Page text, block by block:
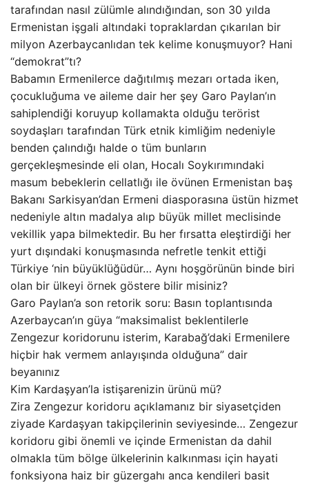
tarafından nasıl zülümle alındığından, son 30 yılda
Ermenistan işgali altındaki topraklardan çıkarılan bir
milyon Azerbaycanlıdan tek kelime konuşmuyor? Hani
“demokrat”tı?
Babamın Ermenilerce dağıtılmış mezarı ortada iken,
çocukluğuma ve aileme dair her şey Garo Paylan’ın
sahiplendiği koruyup kollamakta olduğu terörist
soydaşları tarafından Türk etnik kimliğim nedeniyle
benden çalındığı halde o tüm bunların
gerçekleşmesinde eli olan, Hocalı Soykırımındaki
masum bebeklerin cellatlığı ile övünen Ermenistan baş
Bakanı Sarkisyan’dan Ermeni diasporasına üstün hizmet
nedeniyle altın madalya alıp büyük millet meclisinde
vekillik yapa bilmektedir. Bu her fırsatta eleştirdiği her
yurt dışındaki konuşmasında nefretle tenkit ettiği
Türkiye ‘nin büyüklüğüdür… Aynı hoşgörünün binde biri
olan bir ülkeyi örnek göstere bilir misiniz?
Garo Paylan’a son retorik soru: Basın toplantısında
Azerbaycan’ın güya “maksimalist beklentilerle
Zengezur koridorunu isterim, Karabağ’daki Ermenilere
hiçbir hak vermem anlayışında olduğuna” dair
beyanınız
Kim Kardaşyan’la istişarenizin ürünü mü?
Zira Zengezur koridoru açıklamanız bir siyasetçiden
ziyade Kardaşyan takipçilerinin seviyesinde… Zengezur
koridoru gibi önemli ve içinde Ermenistan da dahil
olmakla tüm bölge ülkelerinin kalkınması için hayati
fonksiyona haiz bir güzergahı anca kendileri basit